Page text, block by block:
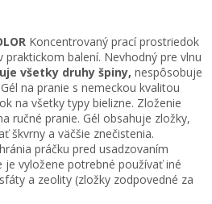
Koncentrovaný prací prostriedok
praktickom balení. Nevhodný pre vlnu
všetky druhy špiny, nespôsobuje
na pranie s nemeckou kvalitou
na všetky typy bielizne. Zloženie
ručné pranie. Gél obsahuje zložky,
škvrny a väčšie znečistenia.
práčku pred usadzovaním
vyložene potrebné používať iné
a zeolity (zložky zodpovedné za